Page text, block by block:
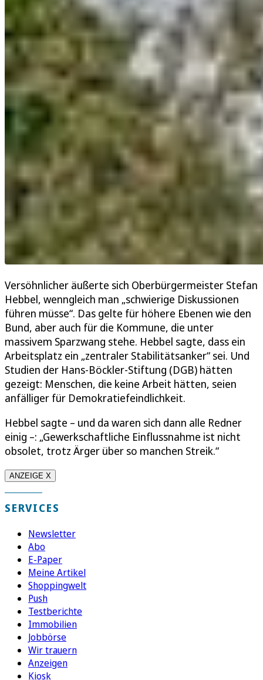
Versöhnlicher äußerte sich Oberbürgermeister Stefan
Hebbel, wenngleich man „schwierige Diskussionen
führen müsse“. Das gelte für höhere Ebenen wie den
Bund, aber auch für die Kommune, die unter
massivem Sparzwang stehe. Hebbel sagte, dass ein
Arbeitsplatz ein „zentraler Stabilitätsanker“ sei. Und
Studien der Hans-Böckler-Stiftung (DGB) hätten
gezeigt: Menschen, die keine Arbeit hätten, seien
anfälliger für Demokratiefeindlichkeit.
Hebbel sagte – und da waren sich dann alle Redner
einig –: „Gewerkschaftliche Einflussnahme ist nicht
obsolet, trotz Ärger über so manchen Streik.“
ANZEIGE X
SERVICES
Newsletter
Abo
E-Paper
Meine Artikel
Shoppingwelt
Push
Testberichte
Immobilien
Jobbörse
Wir trauern
Anzeigen
Kiosk